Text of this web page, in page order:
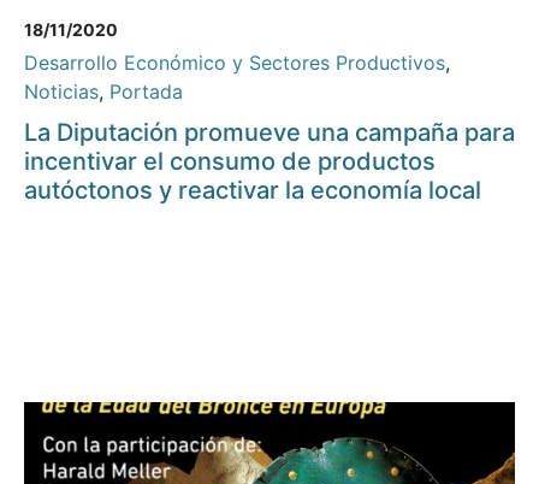
18/11/2020
Desarrollo Económico y Sectores Productivos,
Noticias, Portada
La Diputación promueve una campaña para
incentivar el consumo de productos
autóctonos y reactivar la economía local